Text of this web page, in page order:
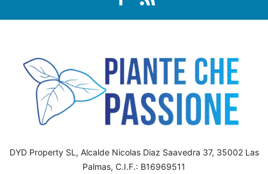
DYD Property SL, Alcalde Nicolas Diaz Saavedra 37, 35002 Las
Palmas, C.I.F.: B16969511